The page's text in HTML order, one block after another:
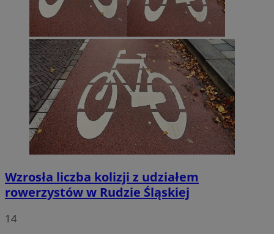
Wzrosła liczba kolizji z udziałem
rowerzystów w Rudzie Śląskiej
14